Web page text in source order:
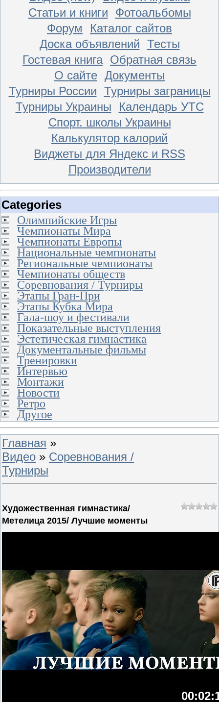
Статьи и книги
Фотоальбомы
Форум
Каталог сайтов
Доска объявлений Тесты
Гостевая книга Обратная связь
О сайте Документы
Турниры России Турниры заграницы
Турниры Украины
Календарь УТС
Спорт. школы Украины
Калькулятор калорий
Виджеты для Яндекс и RSS
Производители
Categories
Олимпийские Игры
Чемпионаты Мира
Чемпионаты Европы
Национальные чемпионаты
Региональные чемпионаты
Чемпионаты обществ
Соревнования / Турниры
Этапы Гран-При
Этапы Кубка Мира
Гала-шоу и фестивали
Показательные выступления
Эстетическая гимнастика
Документальные фильмы
Тренировки
Интервью
Монтажи
Новости
Ретро
Другое
Главная »
Видео » Соревнования /
Турниры
Художественная гимнастика/
Метелица 2015/ Лучшие моменты